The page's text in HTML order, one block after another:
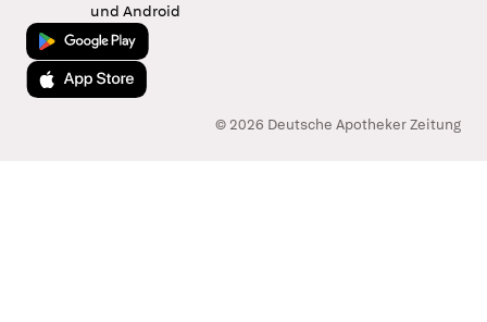
und Android
Jetzt bei Google Play
Laden im App Store
© 2026 Deutsche Apotheker Zeitung